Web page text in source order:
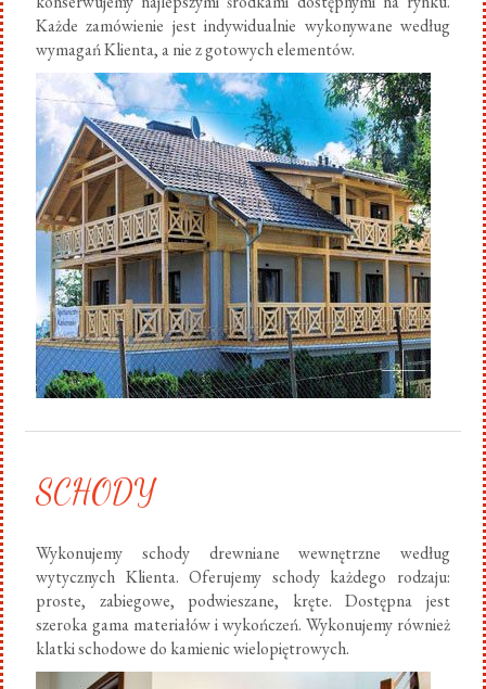
Każde zamówienie jest indywidualnie wykonywane według
wymagań Klienta, a nie z gotowych elementów.
SCHODY
Wykonujemy schody drewniane wewnętrzne według
wytycznych Klienta. Oferujemy schody każdego rodzaju:
proste, zabiegowe, podwieszane, kręte. Dostępna jest
szeroka gama materiałów i wykończeń. Wykonujemy również
klatki schodowe do kamienic wielopiętrowych.